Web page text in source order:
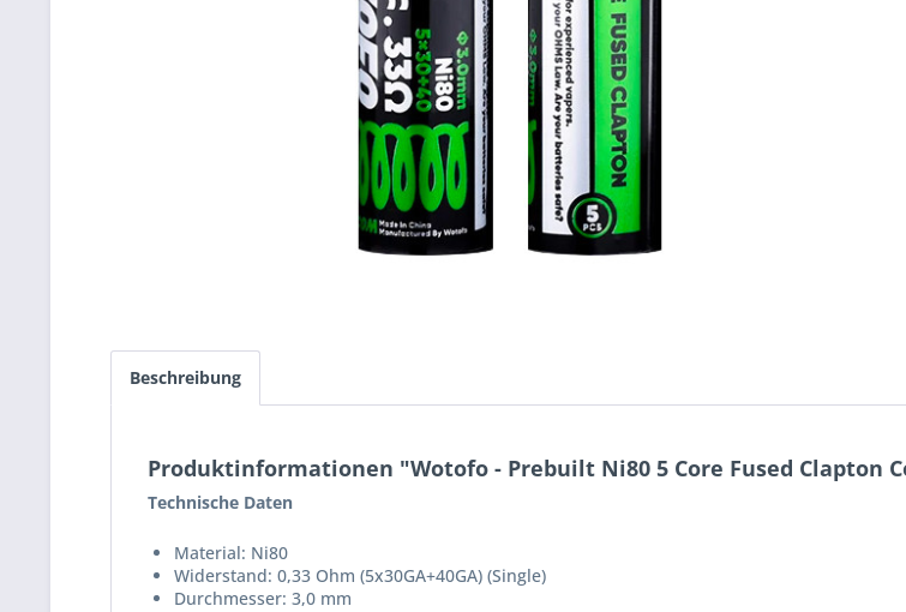
Beschreibung
Produktinformationen "Wotofo - Prebuilt Ni80 5 Core Fused Clapton
Technische Daten
Material: Ni80
Widerstand: 0,33 Ohm (5x30GA+40GA) (Single)
Durchmesser: 3,0 mm